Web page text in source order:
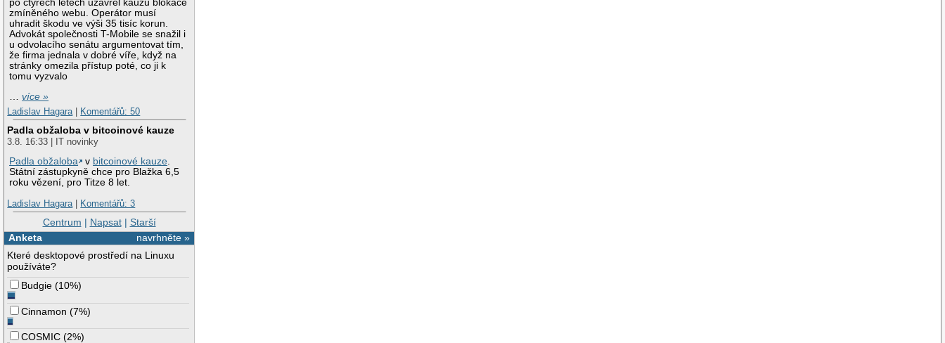
po čtyřech letech uzavřel kauzu blokace
zmíněného webu. Operátor musí
uhradit škodu ve výši 35 tisíc korun.
Advokát společnosti T-Mobile se snažil i
u odvolacího senátu argumentovat tím,
že firma jednala v dobré víře, když na
stránky omezila přístup poté, co ji k
tomu vyzvalo
…více »
Ladislav Hagara| Komentářů: 50
Padla obžaloba v bitcoinové kauze
3.8. 16:33 | IT novinky
Padla obžaloba
v bitcoinové kauze.
Státní zástupkyně chce pro Blažka 6,5
roku vězení, pro Titze 8 let.
Ladislav Hagara| Komentářů: 3
Centrum | Napsat| Starší
navrhněte »
Anketa
Které desktopové prostředí na Linuxu
používáte?
Budgie (10%)
Cinnamon (7%)
COSMIC (2%)